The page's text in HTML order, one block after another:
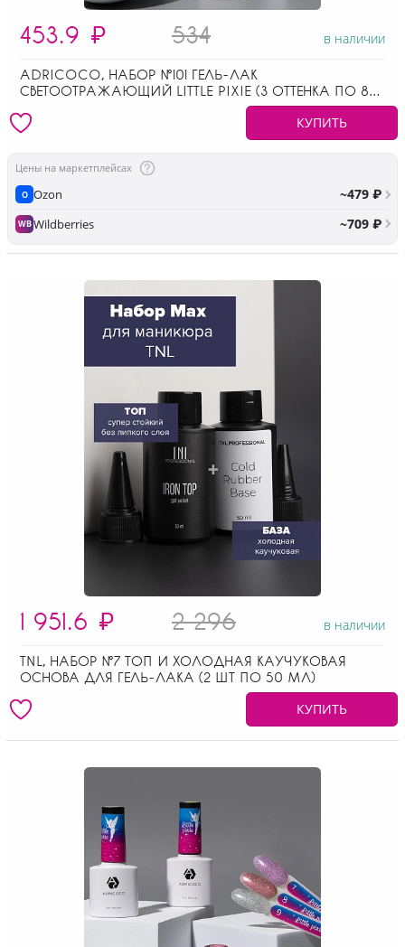
453.9 ₽ 534 в наличии
ADRICOCO, НАБОР №101 ГЕЛЬ-ЛАК
СВЕТООТРАЖАЮЩИЙ LITTLE PIXIE (3 ОТТЕНКА ПО 8
КУПИТЬ
Цены на маркетплейсах
O Ozon ~479 ₽
WBWildberries ~709 ₽
1 951.6 ₽ 2 296 в наличии
TNL, НАБОР №7 ТОП И ХОЛОДНАЯ КАУЧУКОВАЯ
ОСНОВА ДЛЯ ГЕЛЬ-ЛАКА (2 ШТ ПО 50 МЛ)
КУПИТЬ